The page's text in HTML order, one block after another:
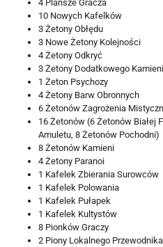
4 Plansze Gracza
10 Nowych Kafelków
3 Żetony Obłędu
3 Nowe Żetony Kolejności
4 Żetony Odkryć
3 Żetony Dodatkowego
1 Żeton Psychozy
4 Żetony Barw Obronnych
6 Żetonów Zagrożenia
16 Żetonów (6 Żetonów Białej
Amuletu, 8 Żetonów Pochodni)
8 Żetonów Kamieni
4 Żetony Paranoi
1 Kafelek Zbierania Surowców
1 Kafelek Polowania
1 Kafelek Pułapek
1 Kafelek Kultystów
8 Pionków Graczy
2 Piony Lokalnego Przewodnika